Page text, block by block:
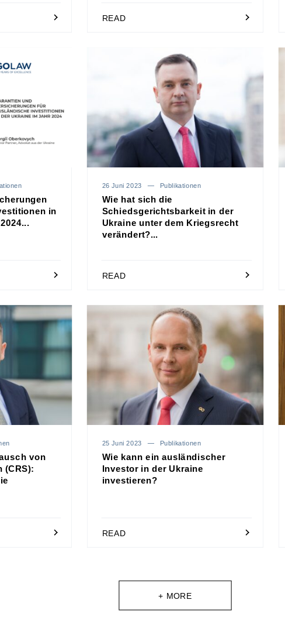
READ
in
26 Juni 2023 Publikationen
Wie hat sich die
Schiedsgerichtsbarkeit in der
Ukraine unter dem Kriegsrecht
verändert?...
READ
von
(CRS):
25 Juni 2023 Publikationen
Wie kann ein ausländischer
Investor in der Ukraine
investieren?
READ
+ MORE